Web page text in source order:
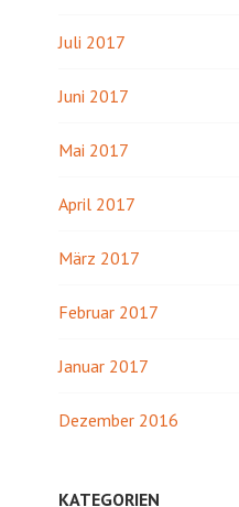
Juli 2017
Juni 2017
Mai 2017
April 2017
März 2017
Februar 2017
Januar 2017
Dezember 2016
KATEGORIEN